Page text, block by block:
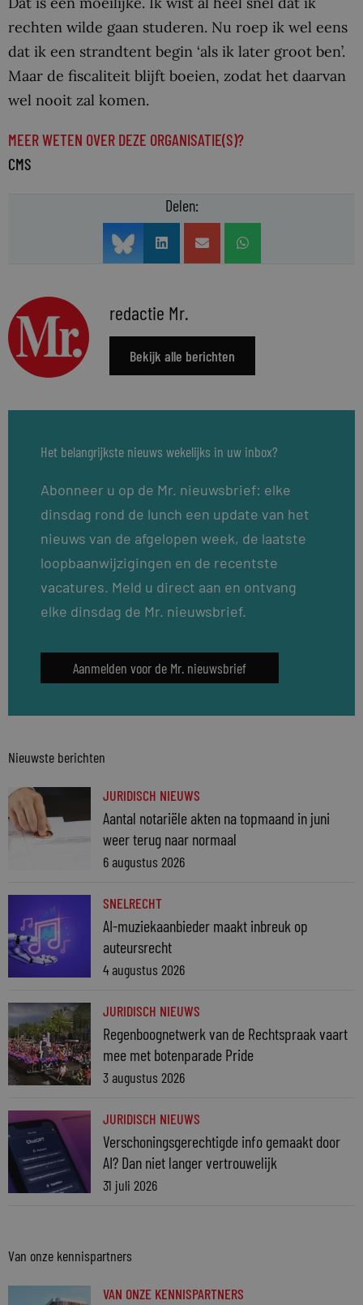
rechten wilde gaan studeren. Nu roep ik wel eens
dat ik een strandtent begin ‘als ik later groot ben’.
Maar de fiscaliteit blijft boeien, zodat het daarvan
wel nooit zal komen.
MEER WETEN OVER DEZE ORGANISATIE(S)?
CMS
Delen:
redactie Mr.
Bekijk alle berichten
Het belangrijkste nieuws wekelijks in uw inbox?
Abonneer u op de Mr. nieuwsbrief: elke
dinsdag rond de lunch een update van het
nieuws van de afgelopen week, de laatste
loopbaanwijzigingen en de recentste
vacatures. Meld u direct aan en ontvang
elke dinsdag de Mr. nieuwsbrief.
Aanmelden voor de Mr. nieuwsbrief
Nieuwste berichten
JURIDISCH NIEUWS
Aantal notariële akten na topmaand in juni
weer terug naar normaal
6 augustus 2026
SNELRECHT
AI-muziekaanbieder maakt inbreuk op
auteursrecht
4 augustus 2026
JURIDISCH NIEUWS
Regenboognetwerk van de Rechtspraak vaart
mee met botenparade Pride
3 augustus 2026
JURIDISCH NIEUWS
Verschoningsgerechtigde info gemaakt door
AI? Dan niet langer vertrouwelijk
31 juli 2026
Van onze kennispartners
VAN ONZE KENNISPARTNERS